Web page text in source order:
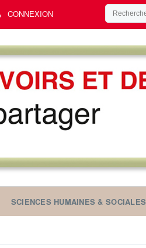
CONNEXION
SCIENCES HUMAINES & SOCIALES